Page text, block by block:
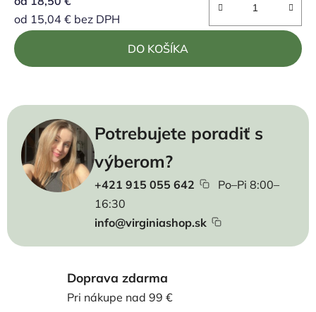
od 15,04 € bez DPH
Jednotková cena:
DO KOŠÍKA
Potrebujete poradiť s
výberom?
+421 915 055 642
Po–Pi 8:00–
16:30
info@virginiashop.sk
Doprava zdarma
Pri nákupe nad 99 €